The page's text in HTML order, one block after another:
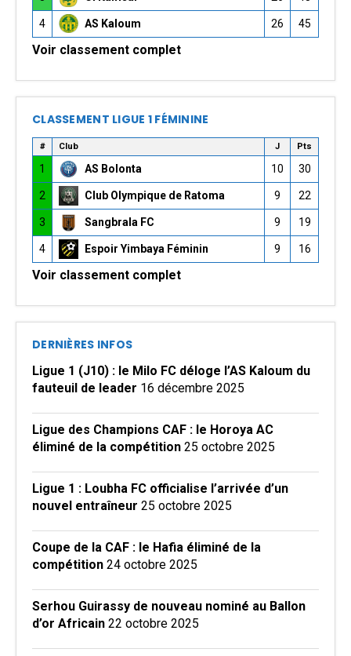
4 AS Kaloum 26 45
Voir classement complet
CLASSEMENT LIGUE 1 FÉMININE
# Club J Pts
1 AS Bolonta 10 30
2 Club Olympique de Ratoma 9 22
3 Sangbrala FC 9 19
4 Espoir Yimbaya Féminin 9 16
Voir classement complet
DERNIÈRES INFOS
Ligue 1 (J10) : le Milo FC déloge l’AS Kaloum du
fauteuil de leader 16 décembre 2025
Ligue des Champions CAF : le Horoya AC
éliminé de la compétition 25 octobre 2025
Ligue 1 : Loubha FC officialise l’arrivée d’un
nouvel entraîneur 25 octobre 2025
Coupe de la CAF : le Hafia éliminé de la
compétition 24 octobre 2025
Serhou Guirassy de nouveau nominé au Ballon
d’or Africain 22 octobre 2025